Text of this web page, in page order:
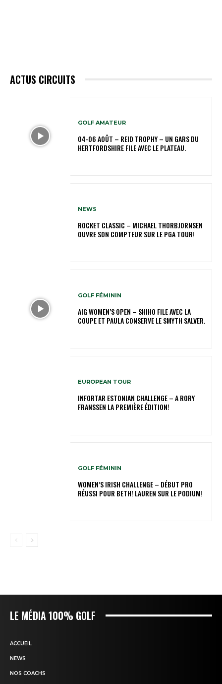
ACTUS CIRCUITS
GOLF AMATEUR
04-06 AOÛT – REID TROPHY – UN GARS DU
HERTFORDSHIRE FILE AVEC LE PLATEAU.
NEWS
ROCKET CLASSIC – MICHAEL THORBJORNSEN
OUVRE SON COMPTEUR SUR LE PGA TOUR!
GOLF FÉMININ
AIG WOMEN’S OPEN – SHIHO FILE AVEC LA
COUPE ET PAULA CONSERVE LE SMYTH SALVER.
EUROPEAN TOUR
INFORTAR ESTONIAN CHALLENGE – A RORY
FRANSSEN LA PREMIÈRE ÉDITION!
GOLF FÉMININ
WOMEN’S IRISH CHALLENGE – DÉBUT PRO
RÉUSSI POUR BETH! LAUREN SUR LE PODIUM!
LE MÉDIA 100% GOLF
ACCUEIL
NEWS
NOS COACHS